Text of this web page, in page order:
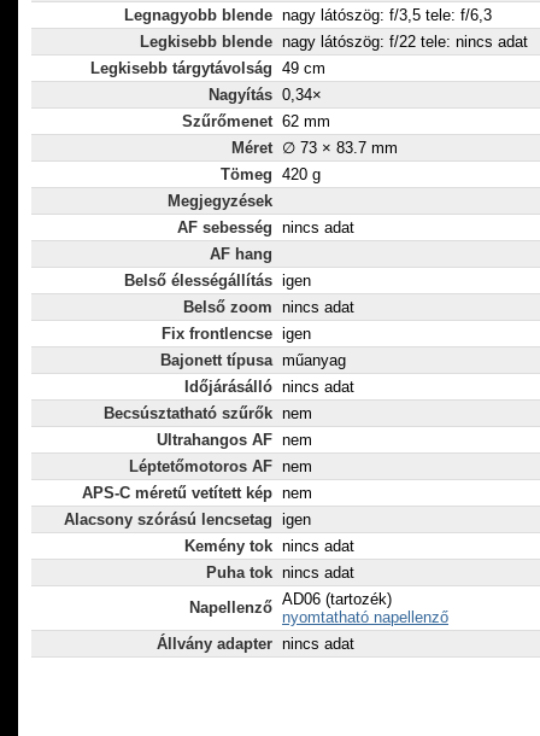
Legnagyobb blende nagy látószög: f/3,5 tele: f/6,3
Legkisebb blende nagy látószög: f/22 tele: nincs adat
Legkisebb tárgytávolság 49 cm
Nagyítás 0,34×
Szűrőmenet 62 mm
Méret ∅ 73 × 83.7 mm
Tömeg 420 g
Megjegyzések
AF sebesség nincs adat
AF hang
Belső élességállítás igen
Belső zoom nincs adat
Fix frontlencse igen
Bajonett típusa műanyag
Időjárásálló nincs adat
Becsúsztatható szűrők nem
Ultrahangos AF nem
Léptetőmotoros AF nem
APS-C méretű vetített kép nem
Alacsony szórású lencsetag igen
Kemény tok nincs adat
Puha tok nincs adat
Napellenző AD06 (tartozék)
nyomtatható napellenző
Állvány adapter nincs adat